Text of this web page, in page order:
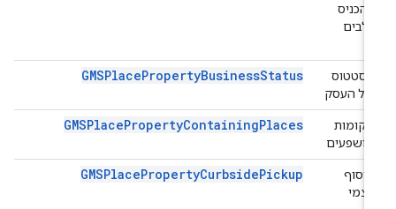
להכניס
הסטטוס
של העסק
GMSPlacePropertyBusinessStatus
מקומות
מושפעים
GMSPlacePropertyContainingPlaces
GMSPlacePropertyCurbsidePickup